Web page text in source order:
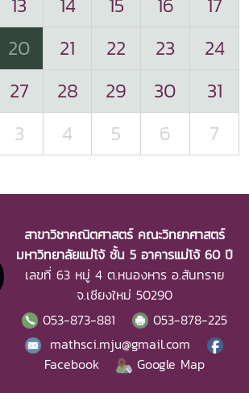
20 21 22 23
24
27 28 29 30
31
3 4 5 6 7
สาขาวิชาคณิตศาสตร์ คณะวิทยาศาสตร์
มหาวิทยาลัยแม่โจ้ ชั้น 5 อาคารแม่โจ้ 60 ปี
เลขที่ 63 หมู่ 4 ต.หนองหาร อ.สันทราย
จ.เชียงใหม่ 50290
053-873-881
053-878-225
mathsci.mju@gmail.com
Facebook
Google Map